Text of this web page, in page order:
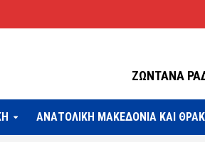
ΖΩΝΤΑΝΑ
ΑΝΑΤΟΛΙΚΗ ΜΑΚΕΔΟΝΙΑ ΚΑΙ